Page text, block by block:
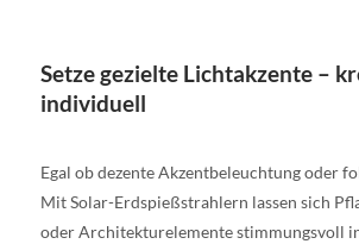
Setze gezielte Lichtakzente –
individuell
Egal ob dezente Akzentbeleuchtung oder
Mit Solar-Erdspießstrahlern lassen sich
oder Architekturelemente stimmungsvoll in